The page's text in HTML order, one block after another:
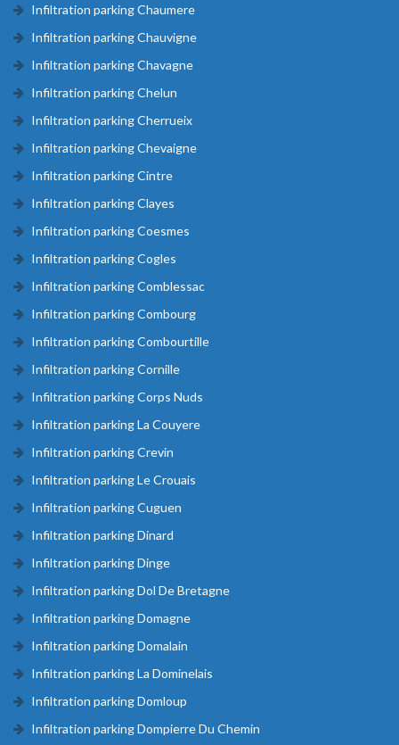
Infiltration parking Chaumere
Infiltration parking Chauvigne
Infiltration parking Chavagne
Infiltration parking Chelun
Infiltration parking Cherrueix
Infiltration parking Chevaigne
Infiltration parking Cintre
Infiltration parking Clayes
Infiltration parking Coesmes
Infiltration parking Cogles
Infiltration parking Comblessac
Infiltration parking Combourg
Infiltration parking Combourtille
Infiltration parking Cornille
Infiltration parking Corps Nuds
Infiltration parking La Couyere
Infiltration parking Crevin
Infiltration parking Le Crouais
Infiltration parking Cuguen
Infiltration parking Dinard
Infiltration parking Dinge
Infiltration parking Dol De Bretagne
Infiltration parking Domagne
Infiltration parking Domalain
Infiltration parking La Dominelais
Infiltration parking Domloup
Infiltration parking Dompierre Du Chemin